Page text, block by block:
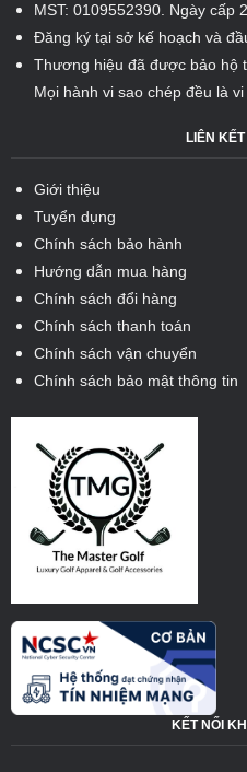
MST: 0109552390. Ngày cấp
Đăng ký tại sở kế hoạch và
Thương hiệu đã được bảo hộ
Mọi hành vi sao chép đều là
LIÊN
Giới thiệu
Tuyển dụng
Chính sách bảo hành
Hướng dẫn mua hàng
Chính sách đổi hàng
Chính sách thanh toán
Chính sách vận chuyển
Chính sách bảo mật thông tin
KẾT NỐI